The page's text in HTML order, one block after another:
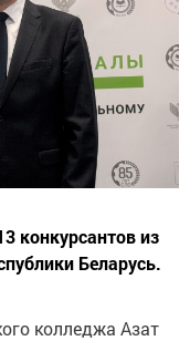
конкурсантов из
Беларусь.
колледжа Азат